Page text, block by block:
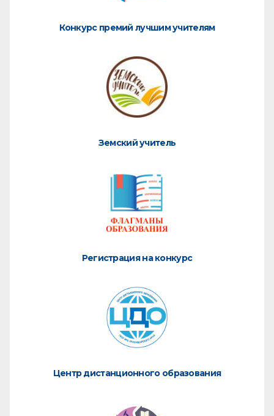
Конкурс премий лучшим учителям
Земский учитель
Регистрация на конкурс
Центр дистанционного образования